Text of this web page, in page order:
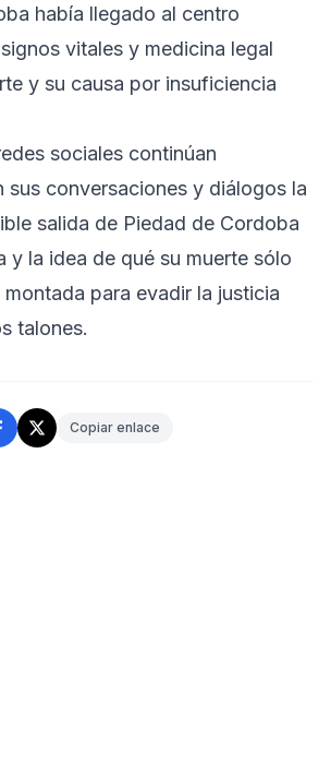
había llegado al centro
vitales y medicina legal
y su causa por insuficiencia
sociales continúan
sus conversaciones y diálogos la
salida de Piedad de Cordoba
y la idea de qué su muerte sólo
montada para evadir la justicia
talones.
Copiar enlace